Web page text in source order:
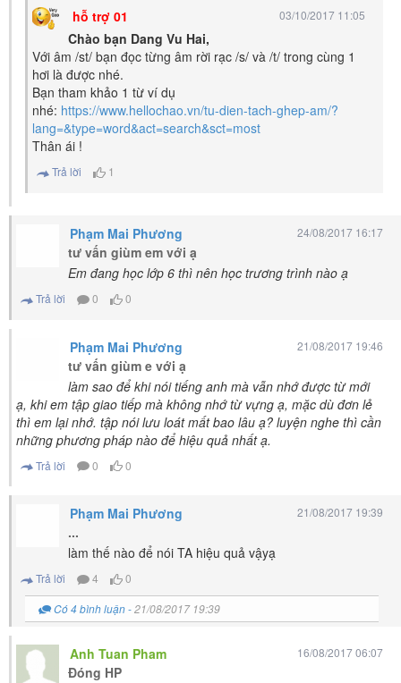
hỗ trợ 01 03/10/2017 11:05
Chào bạn Dang Vu Hai,
Với âm /st/ bạn đọc từng âm rời rạc /s/ và /t/ trong cùng 1
hơi là được nhé.
Bạn tham khảo 1 từ ví dụ
nhé: https://www.hellochao.vn/tu-dien-tach-ghep-am/?
lang=&type=word&act=search&sct=most
Thân ái !
Trả lời 1
Phạm Mai Phương 24/08/2017 16:17
tư vấn giùm em với ạ
Em đang học lớp 6 thì nên học trương trình nào ạ
Trả lời 0 0
Phạm Mai Phương 21/08/2017 19:46
tư vấn giùm e với ạ
làm sao để khi nói tiếng anh mà vẫn nhớ được từ mới
ạ, khi em tập giao tiếp mà không nhớ từ vựng ạ, mặc dù đơn lẻ
thì em lại nhớ. tập nói lưu loát mất bao lâu ạ? luyện nghe thì cần
những phương pháp nào để hiệu quả nhất ạ.
Trả lời 0 0
Phạm Mai Phương 21/08/2017 19:39
...
làm thế nào để nói TA hiệu quả vậyạ
Trả lời 4
0
Có 4 bình luận-21/08/2017 19:39
Anh Tuan Pham 16/08/2017 06:07
Đóng HP